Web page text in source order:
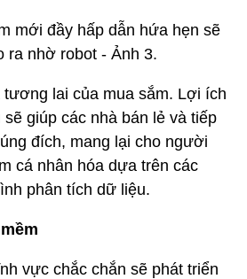
lai của mua sắm. Lợi ích
giúp các nhà bán lẻ và tiếp
đích, mang lại cho người
cá nhân hóa dựa trên các
phân tích dữ liệu.
vực chắc chắn sẽ phát triển